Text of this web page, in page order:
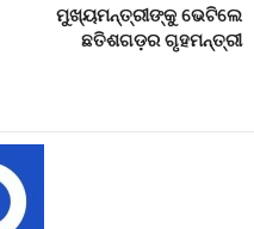
ମୁଖ୍ୟମନ୍ତ୍ରୀଙ୍କୁ ଭେଟିଲେ
ଛତିଶଗଡ଼ର ଗୃହମନ୍ତ୍ରୀ